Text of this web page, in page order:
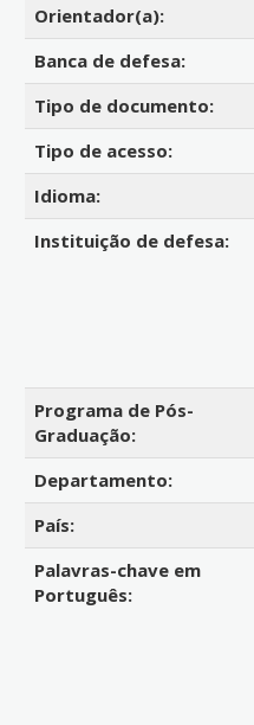
Orientador(a):
Banca de defesa:
Tipo de documento:
Tipo de acesso:
Idioma:
Instituição de defesa:
Programa de Pós-
Graduação:
Departamento:
País:
Palavras-chave em
Português: